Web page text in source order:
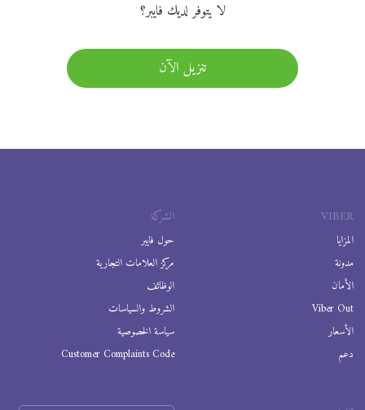
لا يتوفر لديك فايبر؟
تنزيل الآن
VIBER
المزايا
مدونة
الأمان
Viber Out
الأسعار
دعم
الشركة
حول فايبر
مركز العلامات التجارية
الوظائف
الشروط والسياسات
سياسة الخصوصية
Customer Complaints Code